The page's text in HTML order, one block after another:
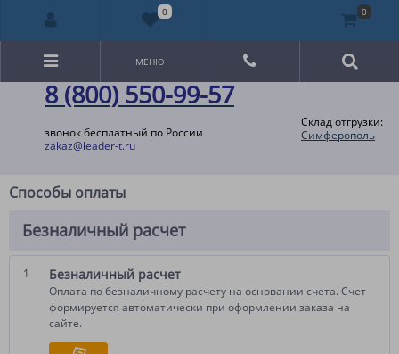
8 (800) 550-99-57
звонок бесплатный по России
zakaz@leader-t.ru
Склад отгрузки:
Симферополь
МЕНЮ
Способы оплаты
Безналичный расчет
1 Безналичный расчет
Оплата по безналичному расчету на основании счета. Счет
формируется автоматически при оформлении заказа на
сайте.
0 0